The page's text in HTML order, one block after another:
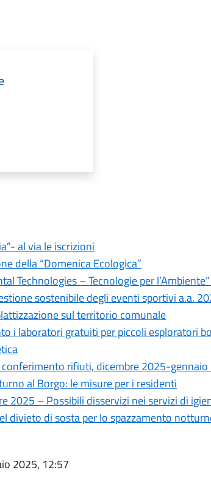
al via le iscrizioni
della “Domenica Ecologica”
Technologies – Tecnologie per
sostenibile degli eventi sportivi a.a.
sul territorio comunale
i laboratori gratuiti per piccoli esploratori
rifiuti, dicembre 2025-gennaio
al Borgo: le misure per i residenti
2025 – Possibili disservizi nei servizi di
divieto di sosta per lo spazzamento
2025, 12:57